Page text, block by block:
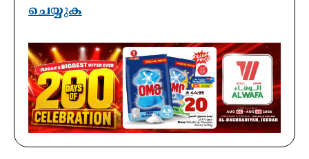
ചെയ്യുക